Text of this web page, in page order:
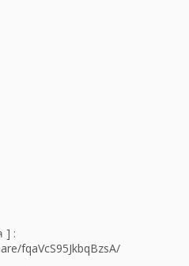
] :
fqaVcS95JkbqBzsA/